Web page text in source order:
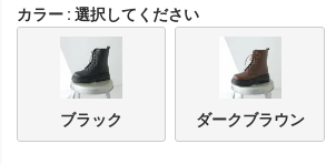
カラー 選択してください
ブラック ダークブラウン